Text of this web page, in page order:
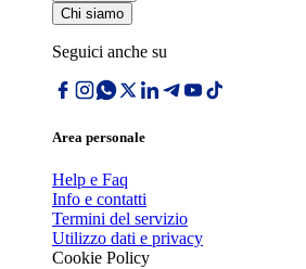
Chi siamo
Seguici anche su
Area personale
Help e Faq
Info e contatti
Termini del servizio
Utilizzo dati e privacy
Cookie Policy